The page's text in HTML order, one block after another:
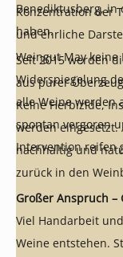
Benediktusberg, in
haben.
Konzentration der
und ehrliche
Weingut May
Widerspiegelung
alle Weine werden
spontan vergoren
Intervention reifen
Seit 2015 werden
aus purer
Keine Herbizide,
werden
nachhaltig und
zurück in den
Großer Anspruch –
Viel Handarbeit
Weine entstehen.